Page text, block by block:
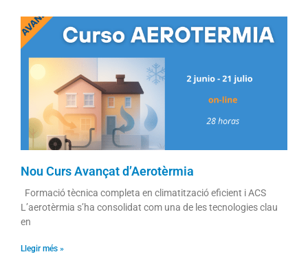
Nou Curs Avançat d’Aerotèrmia
Formació tècnica completa en climatització eficient i ACS
L’aerotèrmia s’ha consolidat com una de les tecnologies clau
en
Llegir més »